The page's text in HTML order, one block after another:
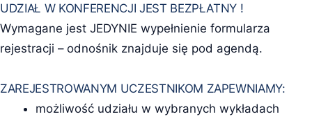
UDZIAŁ W KONFERENCJI JEST BEZPŁATNY !
Wymagane jest JEDYNIE wypełnienie formularza
rejestracji – odnośnik znajduje się pod agendą.
ZAREJESTROWANYM UCZESTNIKOM ZAPEWNIAMY:
możliwość udziału w wybranych wykładach